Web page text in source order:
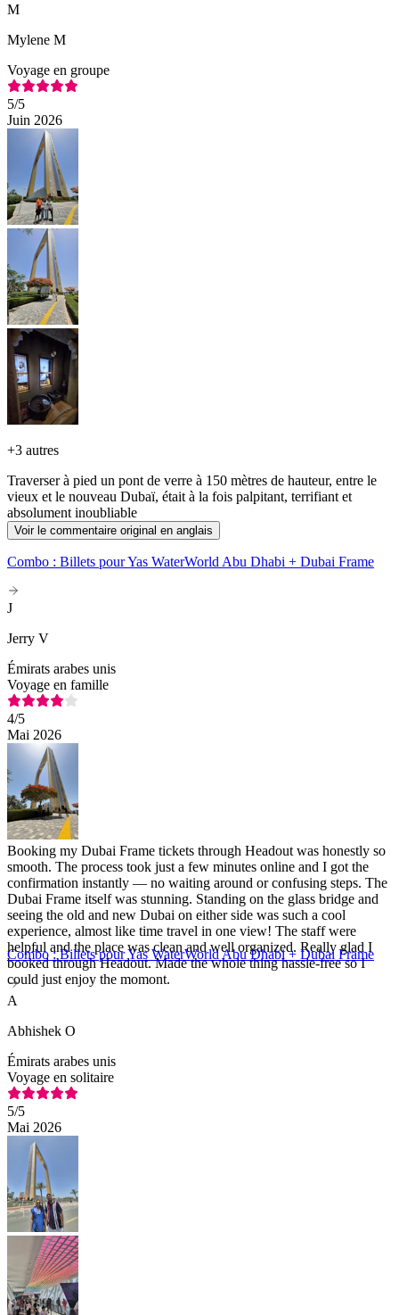
M
Mylene M
Voyage en groupe
5/5
Juin 2026
+3 autres
Traverser à pied un pont de verre à 150 mètres de hauteur, entre le
vieux et le nouveau Dubaï, était à la fois palpitant, terrifiant et
absolument inoubliable
Voir le commentaire original en anglais
Combo : Billets pour Yas WaterWorld Abu Dhabi + Dubai Frame
J
Jerry V
Émirats arabes unis
Voyage en famille
4/5
Mai 2026
Booking my Dubai Frame tickets through Headout was honestly so
smooth. The process took just a few minutes online and I got the
confirmation instantly — no waiting around or confusing steps. The
Dubai Frame itself was stunning. Standing on the glass bridge and
seeing the old and new Dubai on either side was such a cool
experience, almost like time travel in one view! The staff were
helpful and the place was clean and well organized. Really glad I
booked through Headout. Made the whole thing hassle-free so I
could just enjoy the momont.
Combo : Billets pour Yas WaterWorld Abu Dhabi + Dubai Frame
A
Abhishek O
Émirats arabes unis
Voyage en solitaire
5/5
Mai 2026